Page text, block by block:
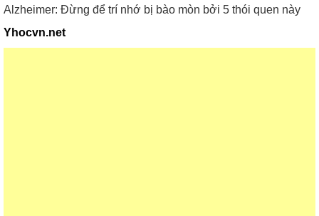
Alzheimer: Đừng để trí nhớ bị bào mòn bởi 5 thói quen này
Yhocvn.net